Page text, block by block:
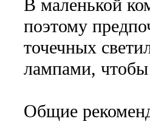
В маленькой
поэтому
точечных
лампами, чтобы
Общие